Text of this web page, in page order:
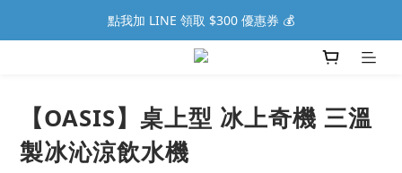
點我加 LINE 領取 $300 優惠券 💰
【OASIS】桌上型 冰上奇機 三溫
製冰沁涼飲水機